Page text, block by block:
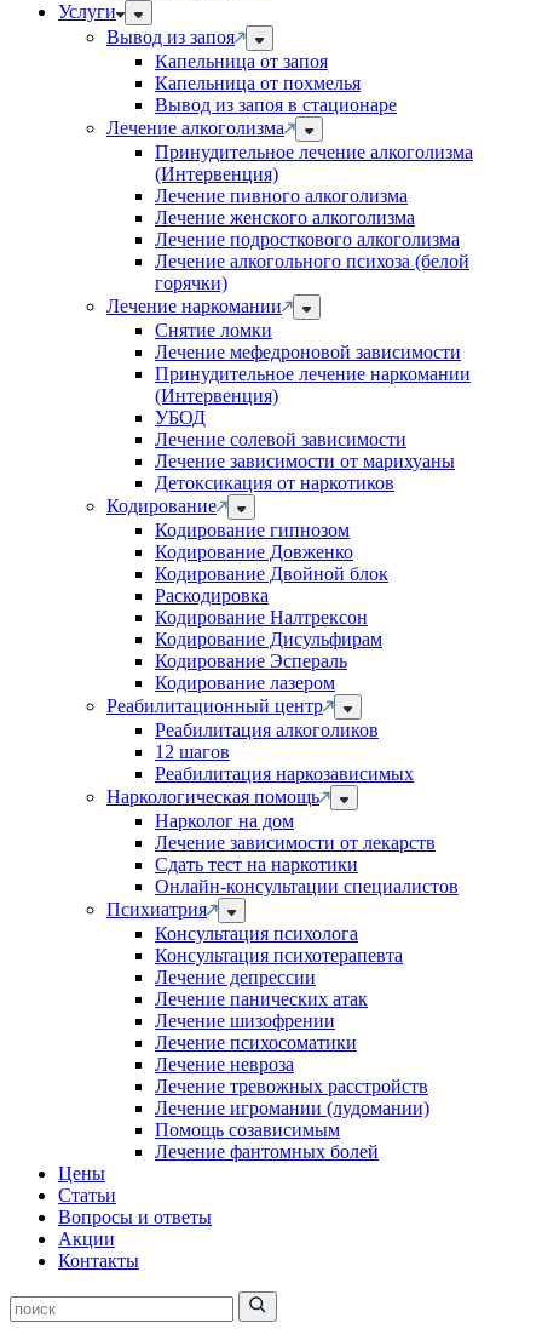
Услуги
Вывод из запоя
Капельница от запоя
Капельница от похмелья
Вывод из запоя в стационаре
Лечение алкоголизма
Принудительное лечение алкоголизма
(Интервенция)
Лечение пивного алкоголизма
Лечение женского алкоголизма
Лечение подросткового алкоголизма
Лечение алкогольного психоза (белой
горячки)
Лечение наркомании
Снятие ломки
Лечение мефедроновой зависимости
Принудительное лечение наркомании
(Интервенция)
УБОД
Лечение солевой зависимости
Лечение зависимости от марихуаны
Детоксикация от наркотиков
Кодирование
Кодирование гипнозом
Кодирование Довженко
Кодирование Двойной блок
Раскодировка
Кодирование Налтрексон
Кодирование Дисульфирам
Кодирование Эспераль
Кодирование лазером
Реабилитационный центр
Реабилитация алкоголиков
12 шагов
Реабилитация наркозависимых
Наркологическая помощь
Нарколог на дом
Лечение зависимости от лекарств
Сдать тест на наркотики
Онлайн-консультации специалистов
Психиатрия
Консультация психолога
Консультация психотерапевта
Лечение депрессии
Лечение панических атак
Лечение шизофрении
Лечение психосоматики
Лечение невроза
Лечение тревожных расстройств
Лечение игромании (лудомании)
Помощь созависимым
Лечение фантомных болей
Цены
Статьи
Вопросы и ответы
Акции
Контакты